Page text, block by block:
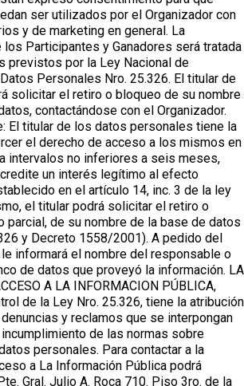
ser utilizados por el Organizador con
y de marketing en general. La
los Participantes y Ganadores será tratada
previstos por la Ley Nacional de
Personales Nro. 25.326. El titular de
solicitar el retiro o bloqueo de su nombre
contactándose con el Organizador.
El titular de los datos personales tiene la
el derecho de acceso a los mismos en
intervalos no inferiores a seis meses,
un interés legítimo al efecto
en el artículo 14, inc. 3 de la ley
el titular podrá solicitar el retiro o
parcial, de su nombre de la base de datos
y Decreto 1558/2001). A pedido del
informará el nombre del responsable o
de datos que proveyó la información. LA
A LA INFORMACION PÚBLICA,
de la Ley Nro. 25.326, tiene la atribución
y reclamos que se interpongan
de las normas sobre
personales. Para contactar a la
a La Información Pública podrá
Gral. Julio A. Roca 710. Piso 3ro. de la